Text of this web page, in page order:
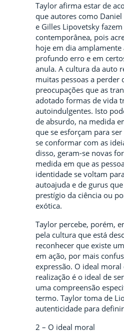
Taylor afirma estar de
que autores como
e Gilles Lipovetsky
contemporânea, pois
hoje em dia
profundo erro e em
anula. A cultura da auto
muitas pessoas a perder
preocupações que as
adotado formas de vida
autoindulgentes. Isto
de absurdo, na medida
que se esforçam para
se conformar com as
disso, geram-se novas
medida em que as
identidade se voltam
autoajuda e de gurus
prestígio da ciência ou
exótica.
Taylor percebe, porém,
pela cultura que está
reconhecer que existe
em ação, por mais
expressão. O ideal
realização é o ideal de
uma compreensão
termo. Taylor toma de
autenticidade para
2 – O ideal moral